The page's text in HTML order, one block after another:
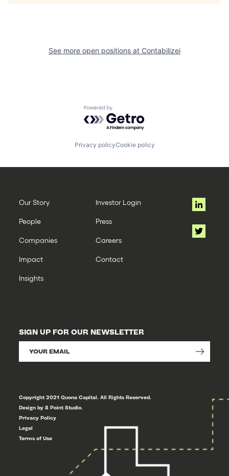
See more open positions at Contabilizei
Powered by Getro.com
Privacy policyCookie policy
Our Story
People
Companies
Impact
Insights
Investor Login
Press
Careers
Contact
SIGN UP FOR OUR NEWSLETTER
Copyright 2021 Quona Capital. All Rights Reserved.
Design by 8 Point Studio.
Privacy Policy
Legal
Terms of Use